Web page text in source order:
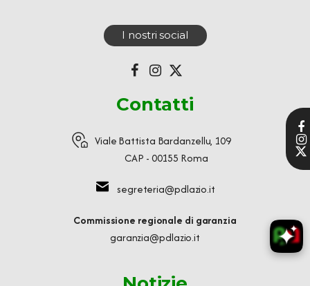
I nostri social
Contatti
Viale Battista Bardanzellu, 109
CAP - 00155 Roma
segreteria@pdlazio.it
Commissione regionale di garanzia
garanzia@pdlazio.it